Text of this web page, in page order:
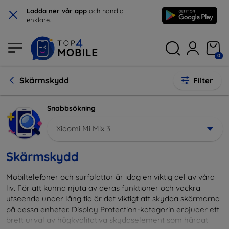
× Ladda ner vår app och handla
enklare.
0
Skärmskydd Filter
Snabbsökning
Xiaomi Mi Mix 3
Skärmskydd
Mobiltelefoner och surfplattor är idag en viktig del av våra
liv. För att kunna njuta av deras funktioner och vackra
utseende under lång tid är det viktigt att skydda skärmarna
på dessa enheter. Display Protection-kategorin erbjuder ett
brett urval av högkvalitativa skyddselement som härdat